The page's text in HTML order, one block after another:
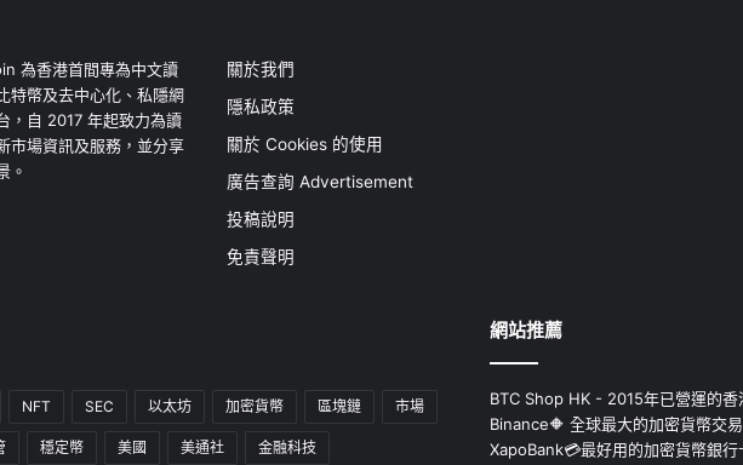
為香港首間專為中文讀
特幣及去中心化、私隱網
，自 2017 年起致力為讀
市場資訊及服務，並分享
。
關於我們
隱私政策
關於 Cookies 的使用
廣告查詢 Advertisement
投稿說明
免責聲明
NFT SEC 以太坊 加密貨幣 區塊鏈 市場
穩定幣 美國 美通社 金融科技
網站推薦
BTC Shop HK - 2015年已營運的
Binance🔶 全球最大的加密貨幣交
XapoBank💳最好用的加密貨幣銀行